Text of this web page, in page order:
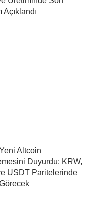
Açıklandı
Altcoin
Duyurdu: KRW,
USDT Paritelerinde